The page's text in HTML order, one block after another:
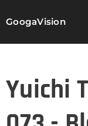
GoogaVision
Yuichi